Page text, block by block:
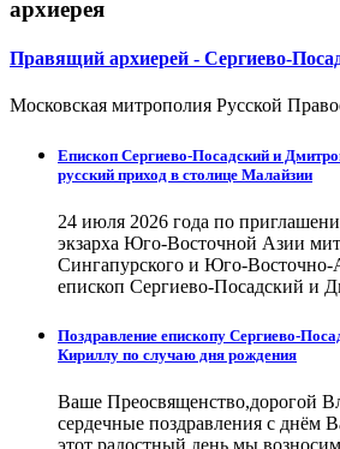
архиерея
Правящий архиерей - Сергиево-
Московская митрополия Русской
Епископ Сергиево-Посадский и
русский приход в столице Малайзии
24 июля 2026 года по
экзарха Юго-Восточной Азии
Сингапурского и Юго-Восточно-
епископ Сергиево-Посадский и
Поздравление епископу Сергиево-
Кириллу по случаю дня рождения
Ваше Преосвященство,дорогой
сердечные поздравления с днём
этот радостный день мы